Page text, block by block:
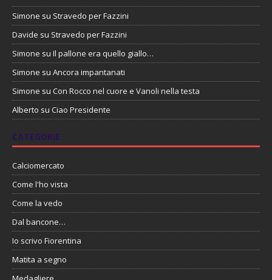
Simone su Stravedo per Fazzini
Davide su Stravedo per Fazzini
Simone su Il pallone era quello giallo…
Simone su Ancora impantanati
Simone su Con Rocco nel cuore e Vanoli nella testa
Alberto su Ciao Presidente
CATEGORIE
Calciomercato
Come l'ho vista
Come la vedo
Dal bancone…
Io scrivo Fiorentina
Matita a segno